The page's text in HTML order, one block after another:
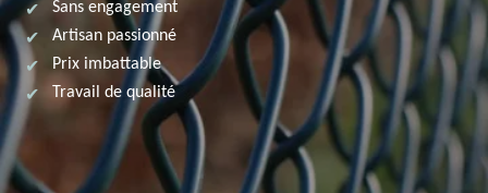
Sans engagement
Artisan passionné
Prix imbattable
Travail de qualité